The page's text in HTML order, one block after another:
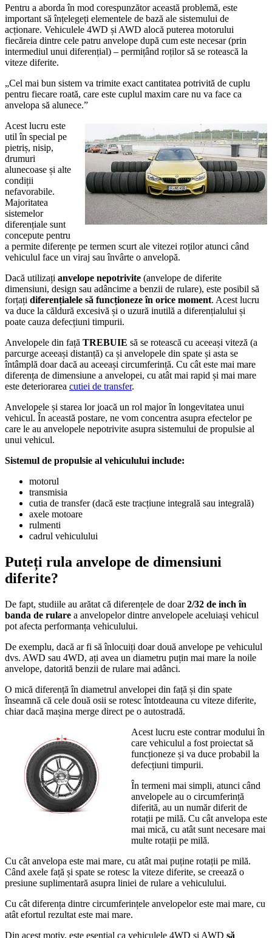
Pentru a aborda în mod corespunzător această problemă, este
important să înțelegeți elementele de bază ale sistemului de
acționare. Vehiculele 4WD și AWD alocă puterea motorului
fiecăreia dintre cele patru anvelope după cum este necesar (prin
intermediul unui diferențial) – permițând roților să se rotească la
viteze diferite.
„Cel mai bun sistem va trimite exact cantitatea potrivită de cuplu
pentru fiecare roată, care este cuplul maxim care nu va face ca
anvelopa să alunece.”
Acest lucru este
util în special pe
pietriș, nisip,
drumuri
alunecoase și alte
condiții
nefavorabile.
Majoritatea
sistemelor
diferențiale sunt
concepute pentru
a permite diferențe pe termen scurt ale vitezei roților atunci când
vehiculul face un viraj sau învârte o anvelopă.
Dacă utilizați anvelope nepotrivite (anvelope de diferite
dimensiuni, design sau adâncime a benzii de rulare), este posibil să
forțați diferențialele să funcționeze în orice moment. Acest lucru
va duce la căldură excesivă și o uzură inutilă a diferențialului și
poate cauza defecțiuni timpurii.
Anvelopele din față TREBUIE să se rotească cu aceeași viteză (a
parcurge aceeași distanță) ca și anvelopele din spate și asta se
întâmplă doar dacă au aceeași circumferință. Cu cât este mai mare
diferența de dimensiune a anvelopei, cu atât mai rapid și mai mare
este deteriorarea cutiei de transfer.
Anvelopele și starea lor joacă un rol major în longevitatea unui
vehicul. În această postare, ne vom concentra asupra efectelor pe
care le au anvelopele nepotrivite asupra sistemului de propulsie al
unui vehicul.
Sistemul de propulsie al vehiculului include:
motorul
transmisia
cutia de transfer (dacă este tracțiune integrală sau integrală)
axele motoare
rulmenti
cadrul vehiculului
Puteți rula anvelope de dimensiuni
diferite?
De fapt, studiile au arătat că diferențele de doar2/32 de inch în
banda de rulare a anvelopelor dintre anvelopele aceluiași vehicul
pot afecta performanța vehiculului.
De exemplu, dacă ar fi să înlocuiți doar două anvelope pe vehiculul
dvs. AWD sau 4WD, ați avea un diametru puțin mai mare la noile
anvelope, datorită benzii de rulare mai adânci.
O mică diferență în diametrul anvelopei din față și din spate
înseamnă că cele două osii se rotesc întotdeauna cu viteze diferite,
chiar dacă mașina merge direct pe o autostradă.
Acest lucru este contrar modului în
care vehiculul a fost proiectat să
funcționeze și va duce probabil la
defecțiuni timpurii.
În termeni mai simpli, atunci când
anvelopele au o circumferință
diferită, au un număr diferit de
rotații pe milă. Cu cât anvelopa este
mai mică, cu atât sunt necesare mai
multe rotații pe milă.
Cu cât anvelopa este mai mare, cu atât mai puține rotații pe milă.
Când axele față și spate se rotesc la viteze diferite, se creează o
presiune suplimentară asupra liniei de rulare a vehiculului.
Cu cât diferența dintre circumferințele anvelopelor este mai mare, cu
atât efortul rezultat este mai mare.
Din acest motiv, este esențial ca vehiculele 4WD și AWD să